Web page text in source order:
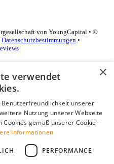
von YoungCapital • ©
Datenschutzbestimmungen •
×
verwendet
unserer
Nutzung unserer Webseite
Cookies gemäß unserer Cookie-
Informationen
PERFORMANCE